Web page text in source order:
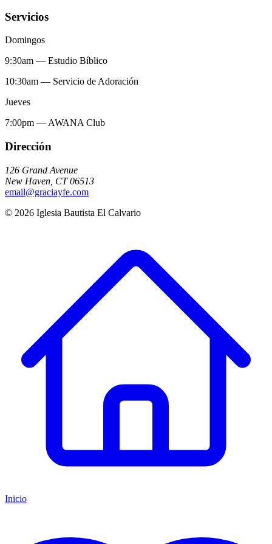
Servicios
Domingos
9:30am — Estudio Bíblico
10:30am — Servicio de Adoración
Jueves
7:00pm — AWANA Club
Dirección
126 Grand Avenue
New Haven CT 06513
email@graciayfe.com
© 2026 Iglesia Bautista El Calvario
Inicio